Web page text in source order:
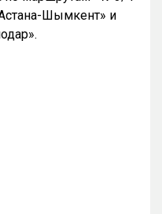
Шымкент» и